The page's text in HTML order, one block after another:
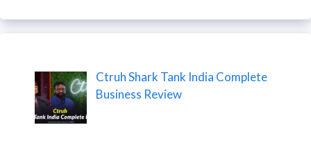
Ctruh Shark Tank India Complete
Business Review